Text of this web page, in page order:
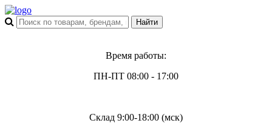
Время работы:
ПН-ПТ 08:00 - 17:00
Склад 9:00-18:00 (мск)